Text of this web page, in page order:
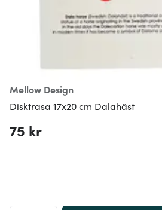
Mellow Design
Disktrasa 17x20 cm Dalahäst
75 kr